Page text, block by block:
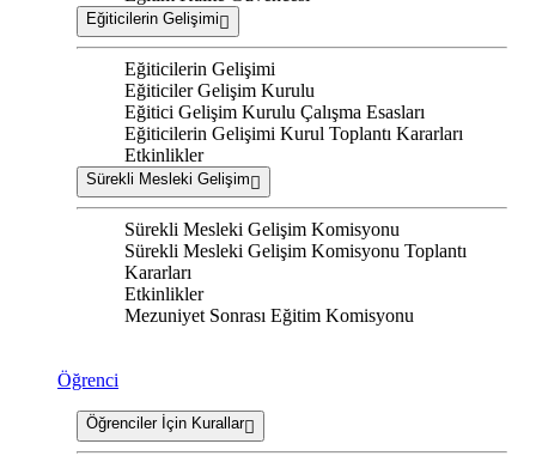
Eğiticilerin Gelişimi
Eğiticilerin Gelişimi
Eğiticiler Gelişim Kurulu
Eğitici Gelişim Kurulu Çalışma Esasları
Eğiticilerin Gelişimi Kurul Toplantı Kararları
Etkinlikler
Sürekli Mesleki Gelişim
Sürekli Mesleki Gelişim Komisyonu
Sürekli Mesleki Gelişim Komisyonu Toplantı
Kararları
Etkinlikler
Mezuniyet Sonrası Eğitim Komisyonu
Öğrenci
Öğrenciler İçin Kurallar